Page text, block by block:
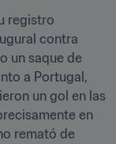
registro
contra
un saque de
a Portugal,
un gol en las
en
remató de